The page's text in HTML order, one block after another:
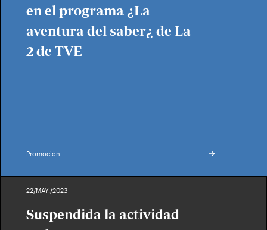
en el programa ¿La
aventura del saber¿ de La
2 de TVE
Promoción
22/MAY./2023
Suspendida la actividad